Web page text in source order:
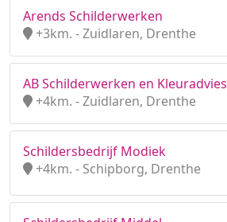
Arends Schilderwerken
+3km. - Zuidlaren, Drenthe
AB Schilderwerken en Kleuradvies
+4km. - Zuidlaren, Drenthe
Schildersbedrijf Modiek
+4km. - Schipborg, Drenthe